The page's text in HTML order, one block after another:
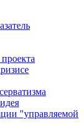
"управляемой